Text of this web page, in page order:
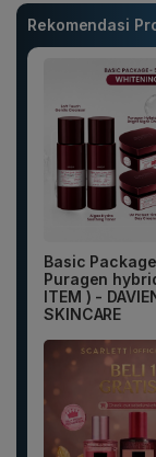
Rekomendasi
Basic
Puragen
ITEM ) -
SKINCARE